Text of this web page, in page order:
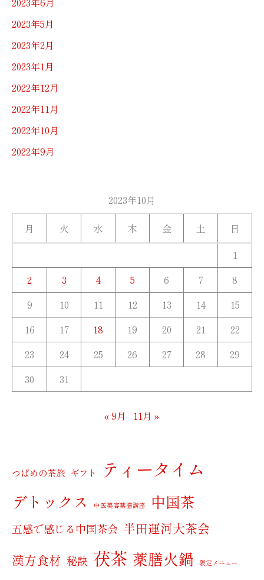
2023年5月
2023年2月
2023年1月
2022年12月
2022年11月
2022年10月
2022年9月
2023年10月
月
火 水 木 金 土
日
1
2
3 4 5 6 7
8
9
10 11 12 13 14
15
16
17 18 19 20 21
22
23
24 25 26 27 28
29
30
31
« 9月 11月 »
つばめの茶旅 ギフト ティータイム
デトックス 中医美容薬膳講座 中国茶
五感で感じる中国茶会 半田運河大茶会
漢方食材 秘訣 茯茶 薬膳火鍋 限定メニュー